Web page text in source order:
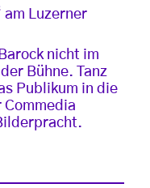
am Luzerner
nicht im
Bühne. Tanz
Publikum in die